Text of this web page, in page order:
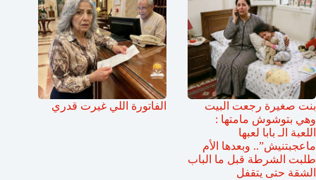
بنت صغيرة رجعت البيت
وهي بتوشوش مامتها :
اللعبة الـ بابا لعبها
ماعجبتنيش”.. وبعدها الأم
طلبت الشرطة قبل ما الباب
الشقة حتى يتقفل
الفاتورة اللي غيرت قدري